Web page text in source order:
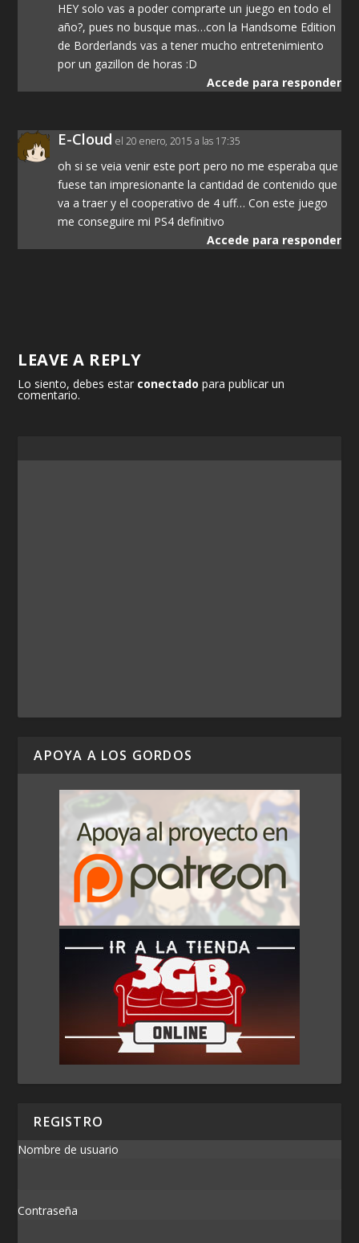
HEY solo vas a poder comprarte un juego en todo el
año?, pues no busque mas…con la Handsome Edition
de Borderlands vas a tener mucho entretenimiento
por un gazillon de horas :D
Accede para responder
E-Cloud el 20 enero, 2015 a las 17:35
oh si se veia venir este port pero no me esperaba que
fuese tan impresionante la cantidad de contenido que
va a traer y el cooperativo de 4 uff… Con este juego
me conseguire mi PS4 definitivo
Accede para responder
LEAVE A REPLY
Lo siento, debes estar conectado para publicar un
comentario.
APOYA A LOS GORDOS
REGISTRO
Nombre de usuario
Contraseña